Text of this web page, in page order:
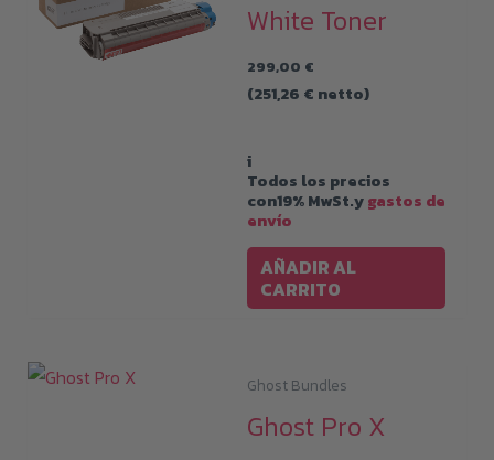
White Toner
299,00 €
(251,26 € netto)
i
Todos los precios
con19% MwSt.ygastos de
envío
AÑADIR AL
CARRITO
Ghost Bundles
Ghost Pro X